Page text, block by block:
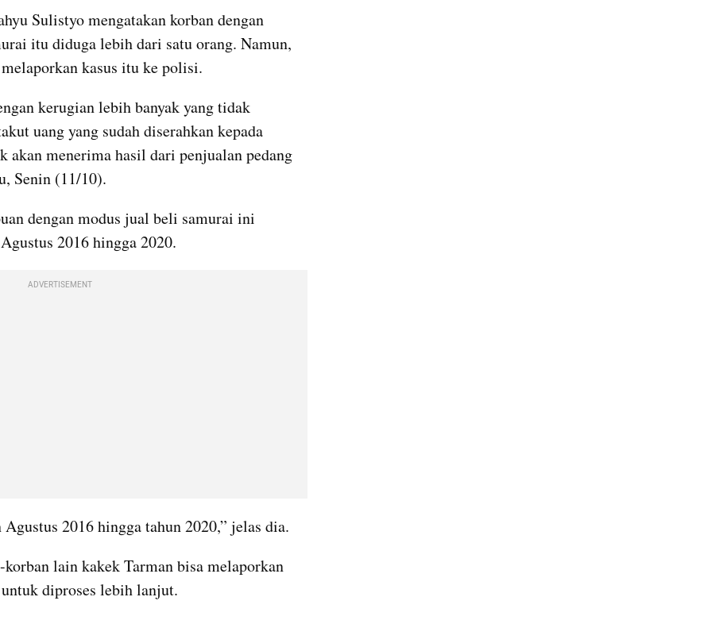
Sulistyo mengatakan korban dengan
itu diduga lebih dari satu orang. Namun,
kasus itu ke polisi.
kerugian lebih banyak yang tidak
uang yang sudah diserahkan kepada
akan menerima hasil dari penjualan pedang
Senin (11/10).
dengan modus jual beli samurai ini
2016 hingga 2020.
ADVERTISEMENT
2016 hingga tahun 2020,” jelas dia.
lain kakek Tarman bisa melaporkan
diproses lebih lanjut.